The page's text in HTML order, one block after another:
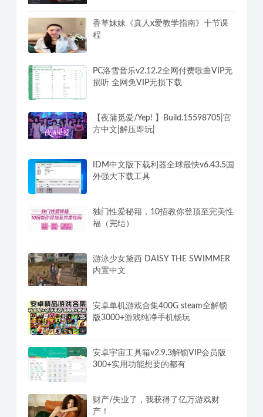
香草妹妹《真人x爱教学指南》十节课
程
PC洛雪音乐v2.12.2全网付费歌曲VIP无
损听 全网免VIP无损下载
【夜蒲觅爱/Yep! 】Build.15598705|官
方中文|解压即玩|
IDM中文版下载利器全球最快v6.43.5国
外强大下载工具
独门性爱秘籍，10招教你登顶至完美性
福（完结）
游泳少女黛西 DAISY THE SWIMMER
内置中文
安卓单机游戏合集400G steam全解锁
版3000+游戏纯净手机畅玩
安卓宇宙工具箱v2.9.3解锁VIP会员版
300+实用功能想要的都有
财产/失业了，我获得了亿万游戏财
产！